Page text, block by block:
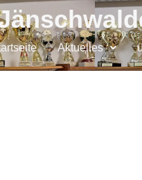
Aktuelles